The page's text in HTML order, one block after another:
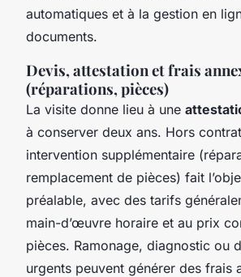
automatiques et à la gestion en
documents.
Devis, attestation et frais
(réparations, pièces)
La visite donne lieu à une
à conserver deux ans. Hors
intervention supplémentaire
remplacement de pièces) fait
préalable, avec des tarifs
main-d’œuvre horaire et au prix
pièces. Ramonage, diagnostic ou
urgents peuvent générer des frais